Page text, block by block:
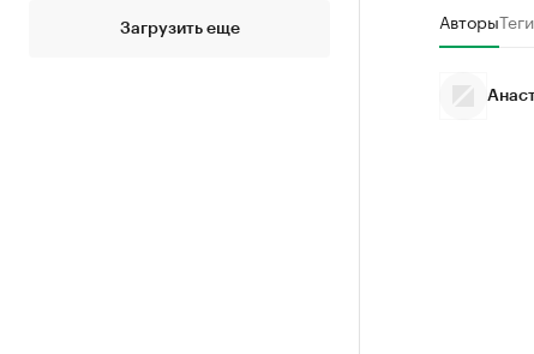
Загрузить еще АвторыТеги